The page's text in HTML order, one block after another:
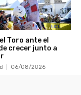
Toro ante el
crecer junto a
06/08/2026